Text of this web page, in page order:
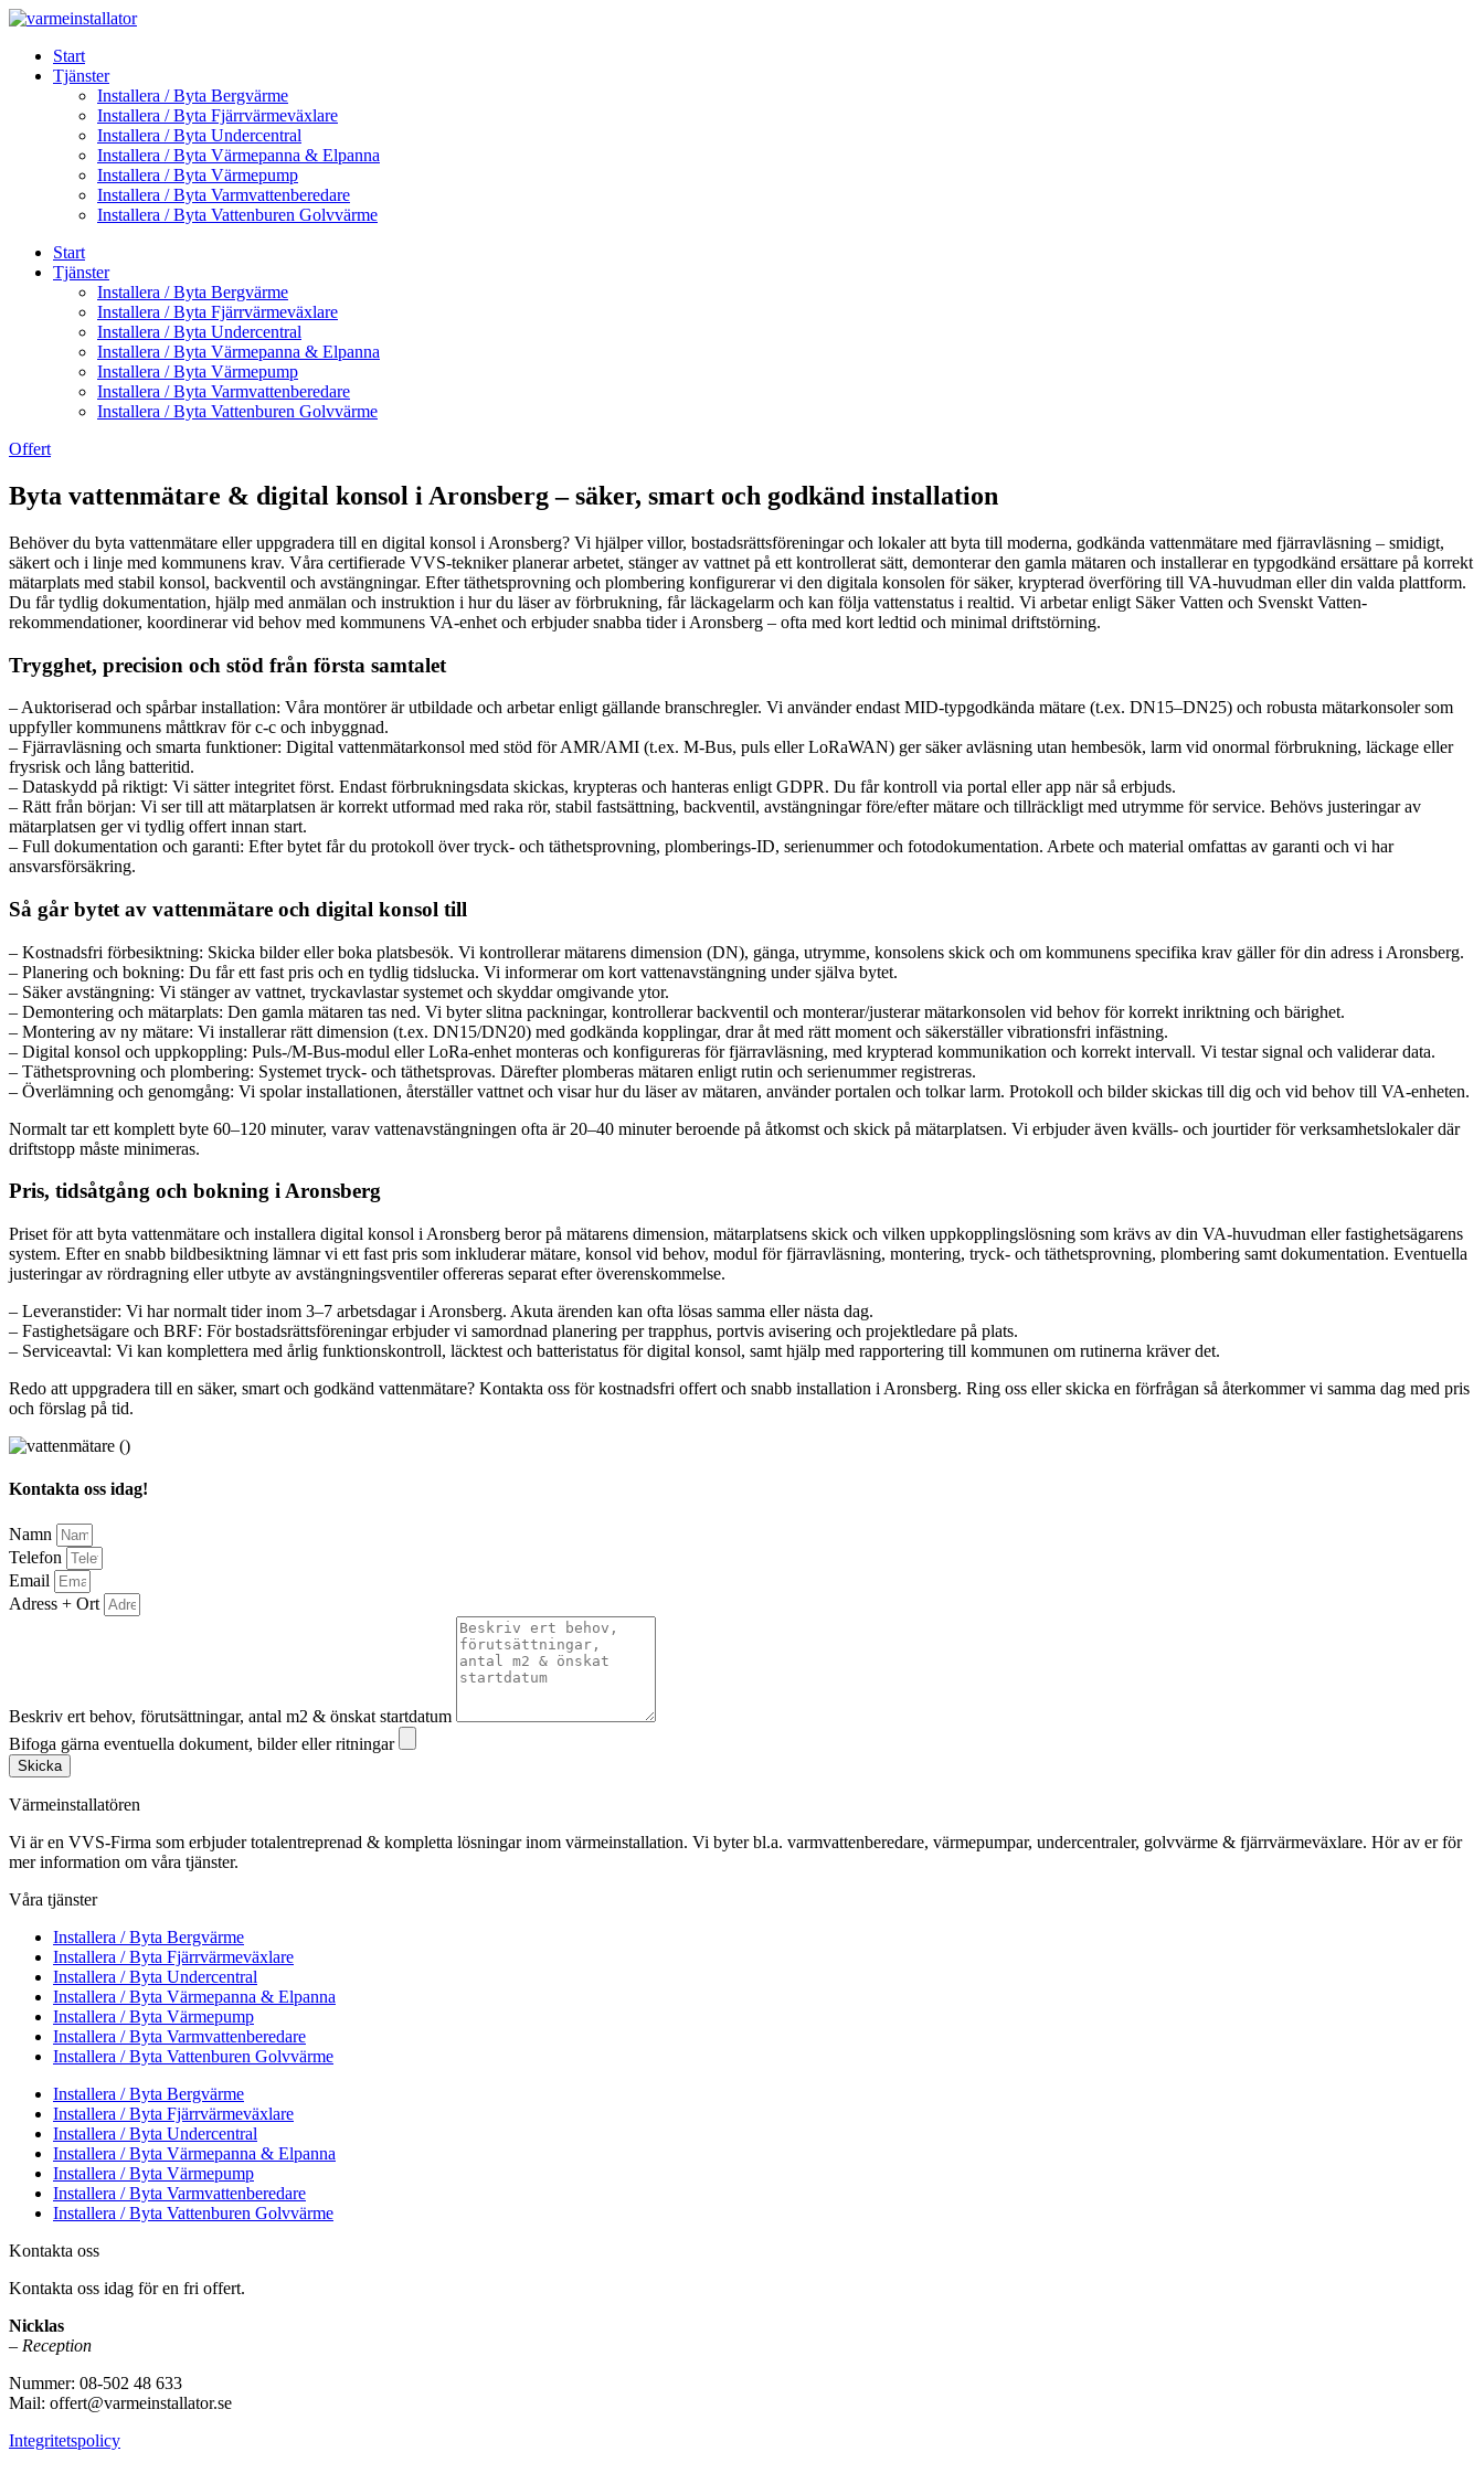
Skip
contentStart
Tjänster
Installera / Byta Bergvärme
Installera / Byta Fjärrvärmeväxlare
Installera / Byta Undercentral
Installera / Byta Värmepanna & Elpanna
Installera / Byta Värmepump
Installera / Byta Varmvattenberedare
Installera / Byta Vattenburen Golvvärme
Start
Tjänster
Installera / Byta Bergvärme
Installera / Byta Fjärrvärmeväxlare
Installera / Byta Undercentral
Installera / Byta Värmepanna & Elpanna
Installera / Byta Värmepump
Installera / Byta Varmvattenberedare
Installera / Byta Vattenburen Golvvärme
Offert
Byta vattenmätare & digital konsol i Aronsberg – säker, smart och godkänd installation
Behöver du byta vattenmätare eller uppgradera till en digital konsol i Aronsberg? Vi hjälper villor, bostadsrättsföreningar och lokaler att byta till moderna, godkända vattenmätare med fjärravläsning – smidigt,
säkert och i linje med kommunens krav. Våra certifierade VVS-tekniker planerar arbetet, stänger av vattnet på ett kontrollerat sätt, demonterar den gamla mätaren och installerar en typgodkänd ersättare på korrekt
mätarplats med stabil konsol, backventil och avstängningar. Efter täthetsprovning och plombering konfigurerar vi den digitala konsolen för säker, krypterad överföring till VA-huvudman eller din valda plattform.
Du får tydlig dokumentation, hjälp med anmälan och instruktion i hur du läser av förbrukning, får läckagelarm och kan följa vattenstatus i realtid. Vi arbetar enligt Säker Vatten och Svenskt Vatten-
rekommendationer, koordinerar vid behov med kommunens VA-enhet och erbjuder snabba tider i Aronsberg – ofta med kort ledtid och minimal driftstörning.
Trygghet, precision och stöd från första samtalet
– Auktoriserad och spårbar installation: Våra montörer är utbildade och arbetar enligt gällande branschregler. Vi använder endast MID-typgodkända mätare (t.ex. DN15–DN25) och robusta mätarkonsoler som
uppfyller kommunens måttkrav för c-c och inbyggnad.
– Fjärravläsning och smarta funktioner: Digital vattenmätarkonsol med stöd för AMR/AMI (t.ex. M‑Bus, puls eller LoRaWAN) ger säker avläsning utan hembesök, larm vid onormal förbrukning, läckage eller
frysrisk och lång batteritid.
– Dataskydd på riktigt: Vi sätter integritet först. Endast förbrukningsdata skickas, krypteras och hanteras enligt GDPR. Du får kontroll via portal eller app när så erbjuds.
– Rätt från början: Vi ser till att mätarplatsen är korrekt utformad med raka rör, stabil fastsättning, backventil, avstängningar före/efter mätare och tillräckligt med utrymme för service. Behövs justeringar av
mätarplatsen ger vi tydlig offert innan start.
– Full dokumentation och garanti: Efter bytet får du protokoll över tryck- och täthetsprovning, plomberings-ID, serienummer och fotodokumentation. Arbete och material omfattas av garanti och vi har
ansvarsförsäkring.
Så går bytet av vattenmätare och digital konsol till
– Kostnadsfri förbesiktning: Skicka bilder eller boka platsbesök. Vi kontrollerar mätarens dimension (DN), gänga, utrymme, konsolens skick och om kommunens specifika krav gäller för din adress i Aronsberg.
– Planering och bokning: Du får ett fast pris och en tydlig tidslucka. Vi informerar om kort vattenavstängning under själva bytet.
– Säker avstängning: Vi stänger av vattnet, tryckavlastar systemet och skyddar omgivande ytor.
– Demontering och mätarplats: Den gamla mätaren tas ned. Vi byter slitna packningar, kontrollerar backventil och monterar/justerar mätarkonsolen vid behov för korrekt inriktning och bärighet.
– Montering av ny mätare: Vi installerar rätt dimension (t.ex. DN15/DN20) med godkända kopplingar, drar åt med rätt moment och säkerställer vibrationsfri infästning.
– Digital konsol och uppkoppling: Puls-/M‑Bus-modul eller LoRa-enhet monteras och konfigureras för fjärravläsning, med krypterad kommunikation och korrekt intervall. Vi testar signal och validerar data.
– Täthetsprovning och plombering: Systemet tryck- och täthetsprovas. Därefter plomberas mätaren enligt rutin och serienummer registreras.
– Överlämning och genomgång: Vi spolar installationen, återställer vattnet och visar hur du läser av mätaren, använder portalen och tolkar larm. Protokoll och bilder skickas till dig och vid behov till VA-enheten.
Normalt tar ett komplett byte 60–120 minuter, varav vattenavstängningen ofta är 20–40 minuter beroende på åtkomst och skick på mätarplatsen. Vi erbjuder även kvälls- och jourtider för verksamhetslokaler där
driftstopp måste minimeras.
Pris, tidsåtgång och bokning i Aronsberg
Priset för att byta vattenmätare och installera digital konsol i Aronsberg beror på mätarens dimension, mätarplatsens skick och vilken uppkopplingslösning som krävs av din VA-huvudman eller fastighetsägarens
system. Efter en snabb bildbesiktning lämnar vi ett fast pris som inkluderar mätare, konsol vid behov, modul för fjärravläsning, montering, tryck- och täthetsprovning, plombering samt dokumentation. Eventuella
justeringar av rördragning eller utbyte av avstängningsventiler offereras separat efter överenskommelse.
– Leveranstider: Vi har normalt tider inom 3–7 arbetsdagar i Aronsberg. Akuta ärenden kan ofta lösas samma eller nästa dag.
– Fastighetsägare och BRF: För bostadsrättsföreningar erbjuder vi samordnad planering per trapphus, portvis avisering och projektledare på plats.
– Serviceavtal: Vi kan komplettera med årlig funktionskontroll, läcktest och batteristatus för digital konsol, samt hjälp med rapportering till kommunen om rutinerna kräver det.
Redo att uppgradera till en säker, smart och godkänd vattenmätare? Kontakta oss för kostnadsfri offert och snabb installation i Aronsberg. Ring oss eller skicka en förfrågan så återkommer vi samma dag med pris
och förslag på tid.
Kontakta oss idag!
Namn
Telefon
Email
Adress + Ort
Beskriv ert behov, förutsättningar, antal m2 & önskat startdatum
Bifoga gärna eventuella dokument, bilder eller ritningar
Skicka
Värmeinstallatören
Vi är en VVS-Firma som erbjuder totalentreprenad & kompletta lösningar inom värmeinstallation. Vi byter bl.a. varmvattenberedare, värmepumpar, undercentraler, golvvärme & fjärrvärmeväxlare. Hör av er för
mer information om våra tjänster.
Våra tjänster
Installera / Byta Bergvärme
Installera / Byta Fjärrvärmeväxlare
Installera / Byta Undercentral
Installera / Byta Värmepanna & Elpanna
Installera / Byta Värmepump
Installera / Byta Varmvattenberedare
Installera / Byta Vattenburen Golvvärme
Installera / Byta Bergvärme
Installera / Byta Fjärrvärmeväxlare
Installera / Byta Undercentral
Installera / Byta Värmepanna & Elpanna
Installera / Byta Värmepump
Installera / Byta Varmvattenberedare
Installera / Byta Vattenburen Golvvärme
Kontakta oss
Kontakta oss idag för en fri offert.
Nicklas
– Reception
Nummer: 08-502 48 633
Mail: offert@varmeinstallator.se
Integritetspolicy